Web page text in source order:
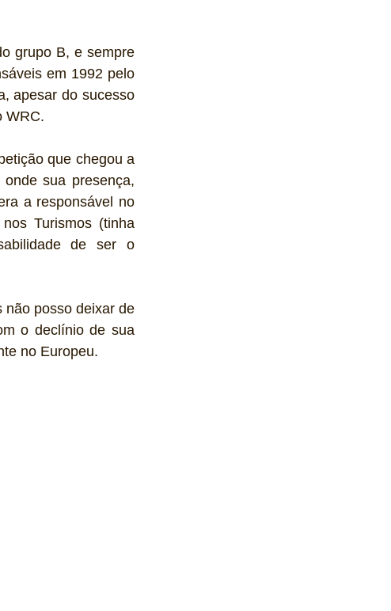
grupo B, e sempre
em 1992 pelo
apesar do sucesso
WRC.
que chegou a
sua presença,
a responsável no
Turismos (tinha
de ser o
não posso deixar de
o declínio de sua
no Europeu.